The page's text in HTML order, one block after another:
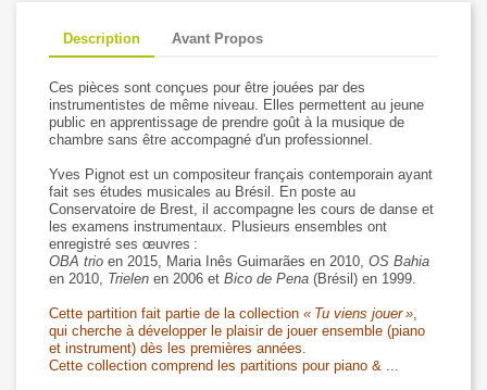
Description Avant Propos
Ces pièces sont conçues pour être jouées par des
instrumentistes de même niveau. Elles permettent au jeune
public en apprentissage de prendre goût à la musique de
chambre sans être accompagné d'un professionnel.
Yves Pignot est un compositeur français contemporain ayant
fait ses études musicales au Brésil. En poste au
Conservatoire de Brest, il accompagne les cours de danse et
les examens instrumentaux. Plusieurs ensembles ont
enregistré ses œuvres :
OBA trio en 2015, Maria Inês Guimarães en 2010, OS Bahia
en 2010, Trielen en 2006 et Bico de Pena (Brésil) en 1999.
Cette partition fait partie de la collection « Tu viens jouer »
qui cherche à développer le plaisir de jouer ensemble (piano
et instrument) dès les premières années.
Cette collection comprend les partitions pour piano & ...